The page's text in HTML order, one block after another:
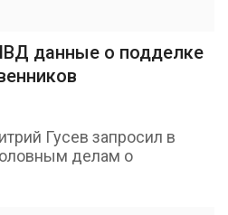
данные о подделке
Гусев запросил в
делам о